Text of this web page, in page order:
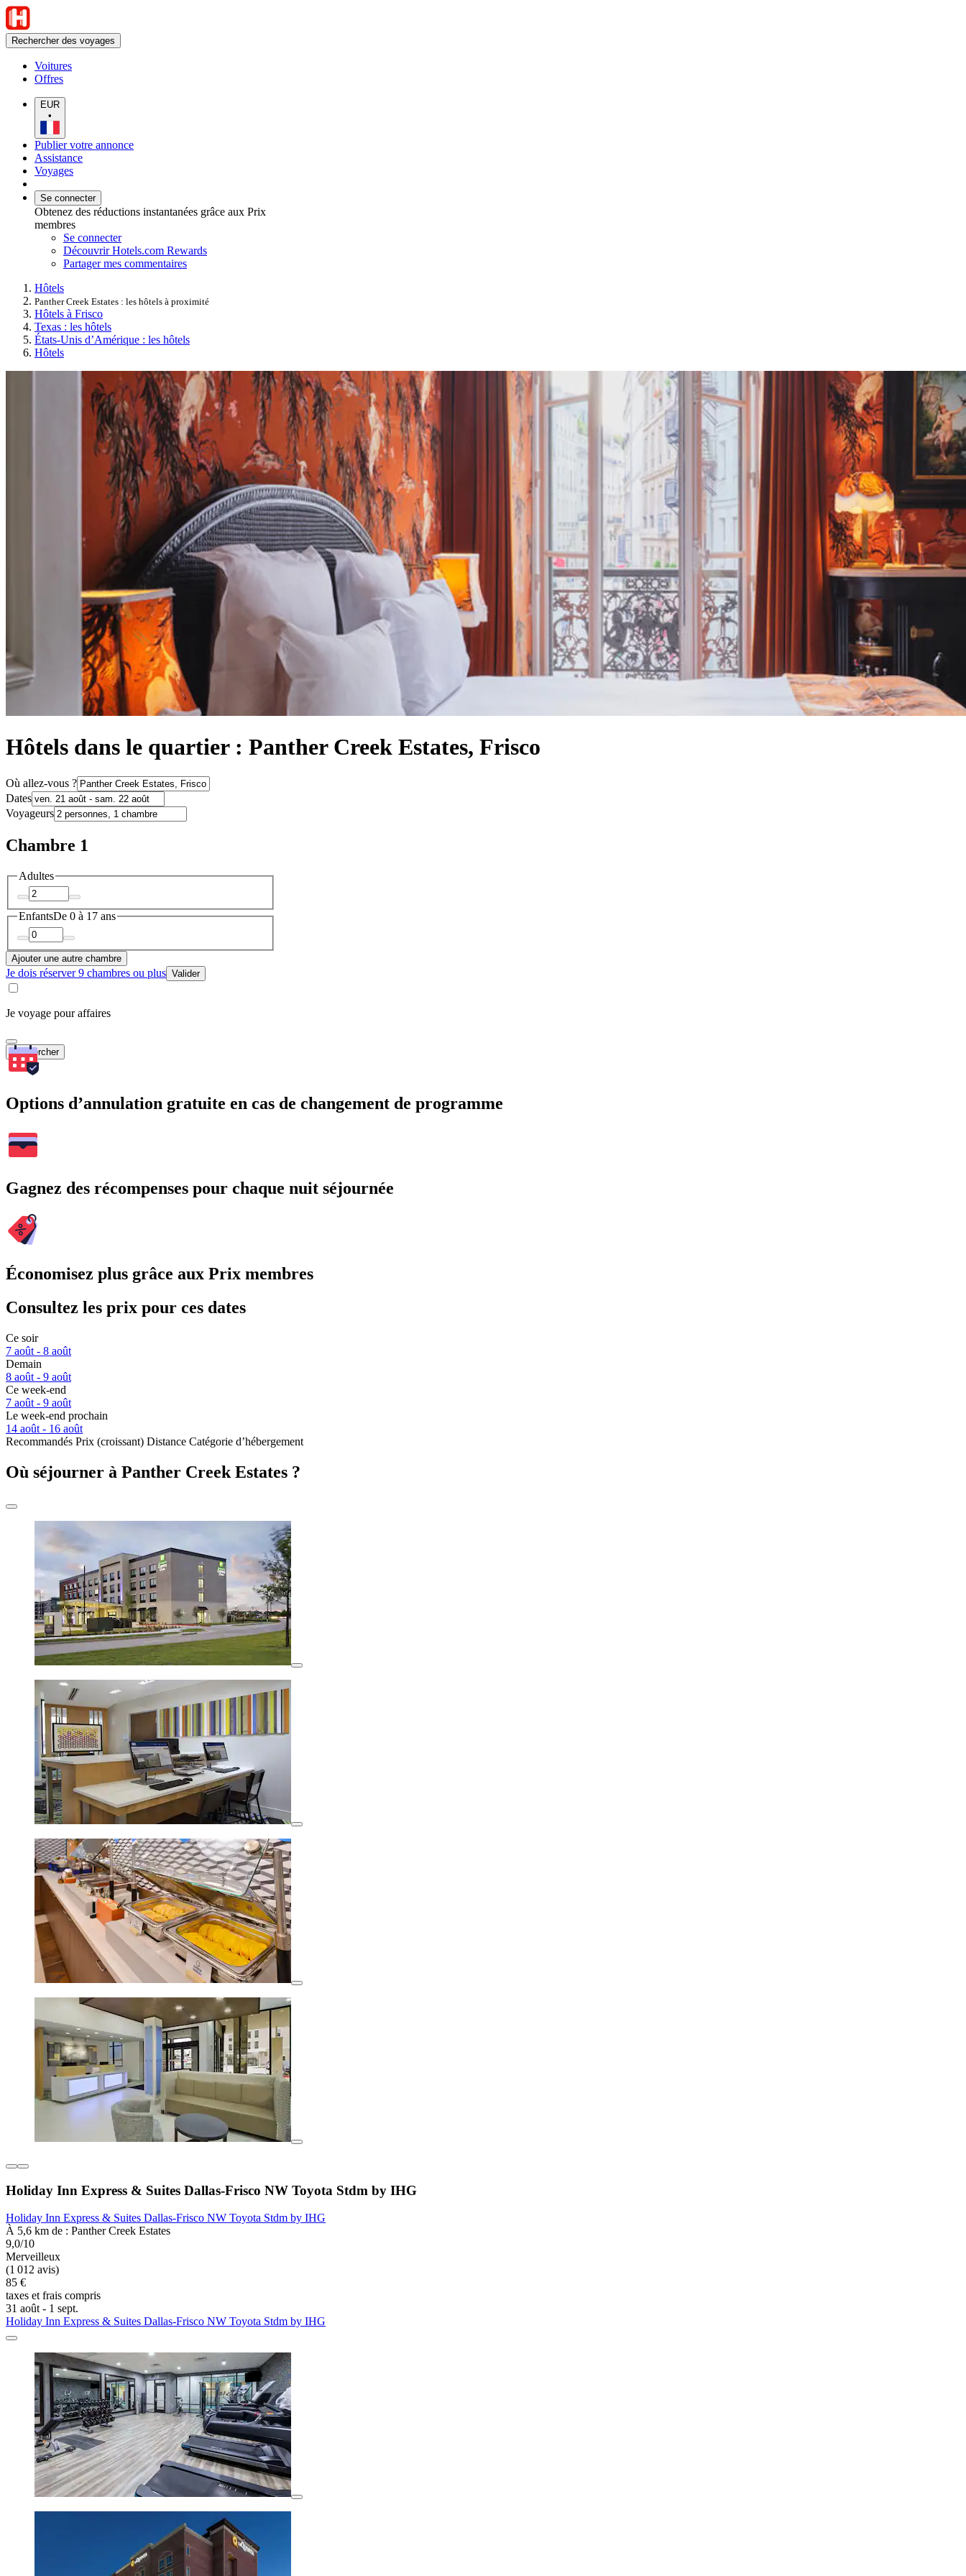
Rechercher des voyages
Voitures
Offres
EUR
•
Publier votre annonce
Assistance
Voyages
Se connecter
Obtenez des réductions instantanées grâce aux Prix
membres
Se connecter
Découvrir Hotels.com Rewards
Partager mes commentaires
Hôtels
Panther Creek Estates : les hôtels à proximité
Hôtels à Frisco
Texas : les hôtels
États-Unis d’Amérique : les hôtels
Hôtels
Hôtels dans le quartier : Panther Creek Estates, Frisco
Où allez-vous ?
Dates
Voyageurs
Chambre 1
Adultes
EnfantsDe 0 à 17 ans
Ajouter une autre chambre
Je dois réserver 9 chambres ou plus Valider
Je voyage pour affaires
Rechercher
Options d’annulation gratuite en cas de changement de programme
Gagnez des récompenses pour chaque nuit séjournée
Économisez plus grâce aux Prix membres
Consultez les prix pour ces dates
Ce soir
7 août - 8 août
Demain
8 août - 9 août
Ce week-end
7 août - 9 août
Le week-end prochain
14 août - 16 août
Recommandés Prix (croissant) Distance Catégorie d’hébergement
Où séjourner à Panther Creek Estates ?
Holiday Inn Express & Suites Dallas-Frisco NW Toyota Stdm by IHG
Holiday Inn Express & Suites Dallas-Frisco NW Toyota Stdm by IHG
À 5,6 km de : Panther Creek Estates
9,0/10
Merveilleux
(1 012 avis)
85 €
taxes et frais compris
31 août - 1 sept.
Holiday Inn Express & Suites Dallas-Frisco NW Toyota Stdm by IHG